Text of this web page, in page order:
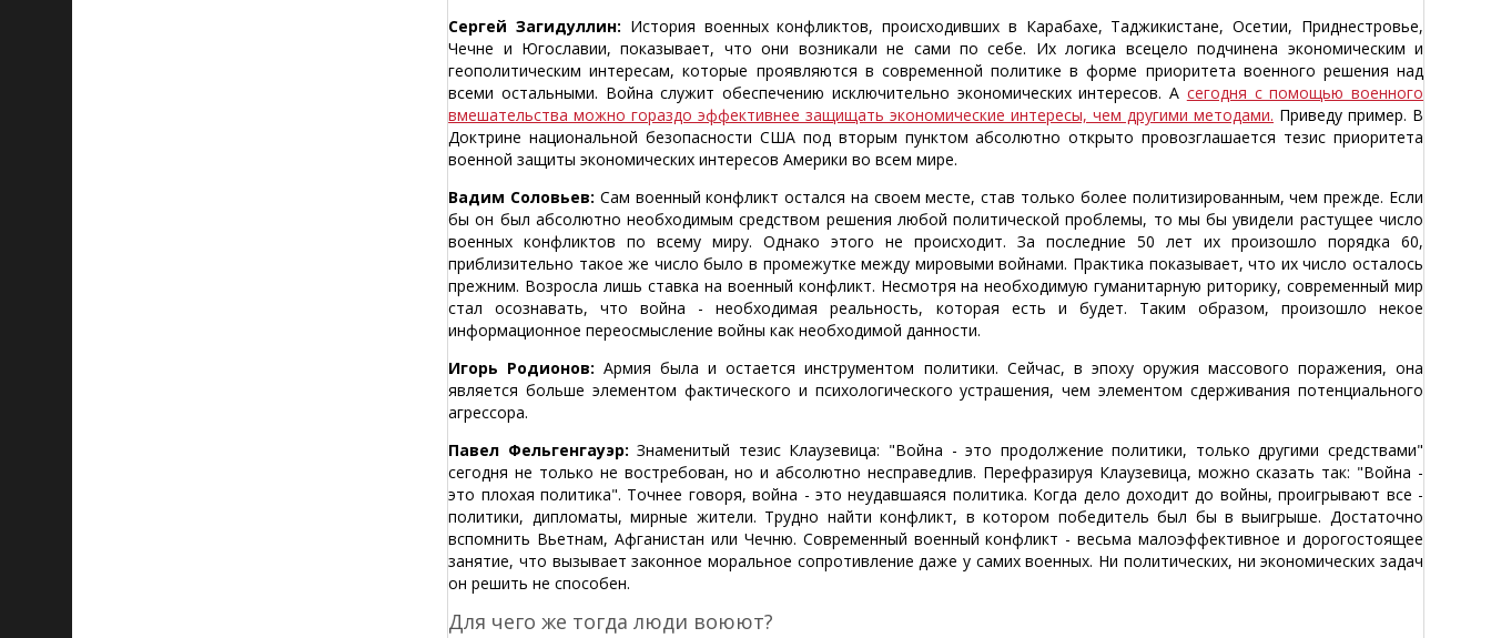
Сергей Загидуллин: История военных конфликтов, происходивших в Карабахе, Таджикистане, Осетии, Приднестровье,
Чечне и Югославии, показывает, что они возникали не сами по себе. Их логика всецело подчинена экономическим и
геополитическим интересам, которые проявляются в современной политике в форме приоритета военного решения над
всеми остальными. Война служит обеспечению исключительно экономических интересов. А сегодня с помощью военного
вмешательства можно гораздо эффективнее защищать экономические интересы, чем другими методами. Приведу пример. В
Доктрине национальной безопасности США под вторым пунктом абсолютно открыто провозглашается тезис приоритета
военной защиты экономических интересов Америки во всем мире.
Вадим Соловьев: Сам военный конфликт остался на своем месте, став только более политизированным, чем прежде. Если
бы он был абсолютно необходимым средством решения любой политической проблемы, то мы бы увидели растущее число
военных конфликтов по всему миру. Однако этого не происходит. За последние 50 лет их произошло порядка 60,
приблизительно такое же число было в промежутке между мировыми войнами. Практика показывает, что их число осталось
прежним. Возросла лишь ставка на военный конфликт. Несмотря на необходимую гуманитарную риторику, современный мир
стал осознавать, что война - необходимая реальность, которая есть и будет. Таким образом, произошло некое
информационное переосмысление войны как необходимой данности.
Игорь Родионов: Армия была и остается инструментом политики. Сейчас, в эпоху оружия массового поражения, она
является больше элементом фактического и психологического устрашения, чем элементом сдерживания потенциального
агрессора.
Павел Фельгенгауэр: Знаменитый тезис Клаузевица: "Война - это продолжение политики, только другими средствами"
сегодня не только не востребован, но и абсолютно несправедлив. Перефразируя Клаузевица, можно сказать так: "Война -
это плохая политика". Точнее говоря, война - это неудавшаяся политика. Когда дело доходит до войны, проигрывают все -
политики, дипломаты, мирные жители. Трудно найти конфликт, в котором победитель был бы в выигрыше. Достаточно
вспомнить Вьетнам, Афганистан или Чечню. Современный военный конфликт - весьма малоэффективное и дорогостоящее
занятие, что вызывает законное моральное сопротивление даже у самих военных. Ни политических, ни экономических задач
он решить не способен.
Для чего же тогда люди воюют?